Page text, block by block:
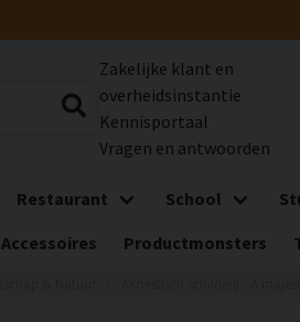
Zakelijke klant en
overheidsinstantie
Kennisportaal
Vragen en antwoorden
Restaurant School
Accessoires Productmonsters